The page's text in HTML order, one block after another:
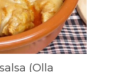
(Olla